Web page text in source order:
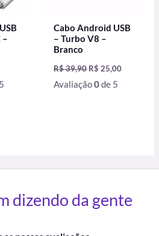
–
Cabo Android USB
– Turbo V8 –
Branco
R$39,90 R$ 25,00
Avaliação0de 5
dizendo da gente